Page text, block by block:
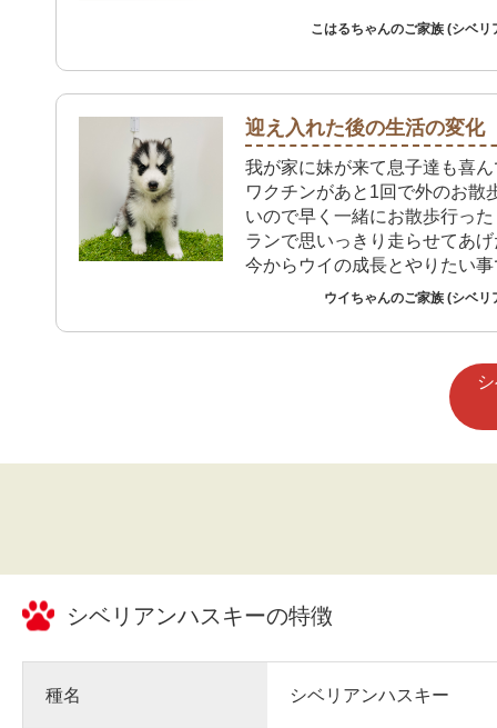
こはるちゃんのご家族 (シベリ
迎え入れた後の生活の変化
我が家に妹が来て息子達も喜
ワクチンがあと1回で外のお散
いので早く一緒にお散歩行っ
ランで思いっきり走らせてあ
今からウイの成長とやりたい
クしてます！私もキチキチと
てるように感じます！まだま
い事だらけで お店に問い合わ
ですが、早くウイが安心して
好きになってもらえるように
ウイちゃんのご家族 (シベリ
シベリアンハスキーの特徴
種名 シベリアンハスキー